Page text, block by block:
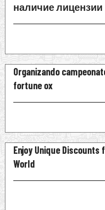
наличие лицензии
Organizando
fortune ox
Enjoy Unique
World